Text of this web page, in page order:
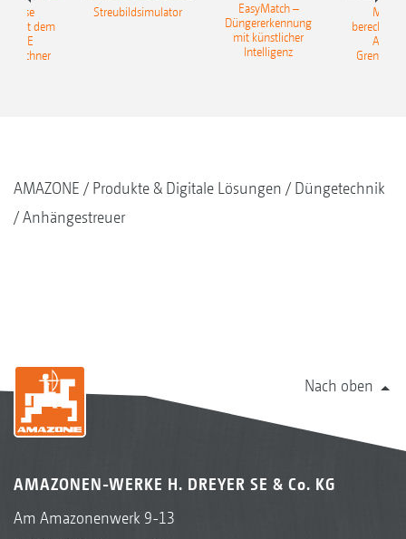
Mit dem
Streubildsimulator
EasyMatch –
Düngererkennung
mit künstlicher
Intelligenz
AMAZONE Produkte & Digitale Lösungen
Düngetechnik
Anhängestreuer
Nach oben
AMAZONEN-WERKE H. DREYER SE & Co. KG
Am Amazonenwerk 9-13